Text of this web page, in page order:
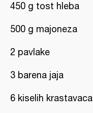
450 g tost hleba
500 g majoneza
2 pavlake
3 barena jaja
6 kiselih krastavaca